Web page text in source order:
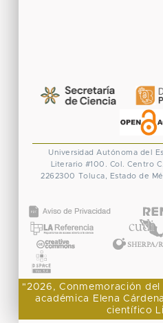
Universidad Autónoma del
Literario #100. Col. Centro
2262300 Toluca, Estado de
"2026, Conmemoración
académica Elena
científico